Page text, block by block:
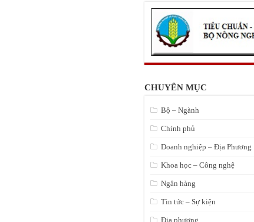
CHUYÊN MỤC
Bộ – Ngành
Chính phủ
Doanh nghiệp – Địa Phương
Khoa học – Công nghệ
Ngân hàng
Tin tức – Sự kiện
Địa phương